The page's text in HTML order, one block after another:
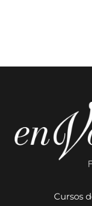
Cursos